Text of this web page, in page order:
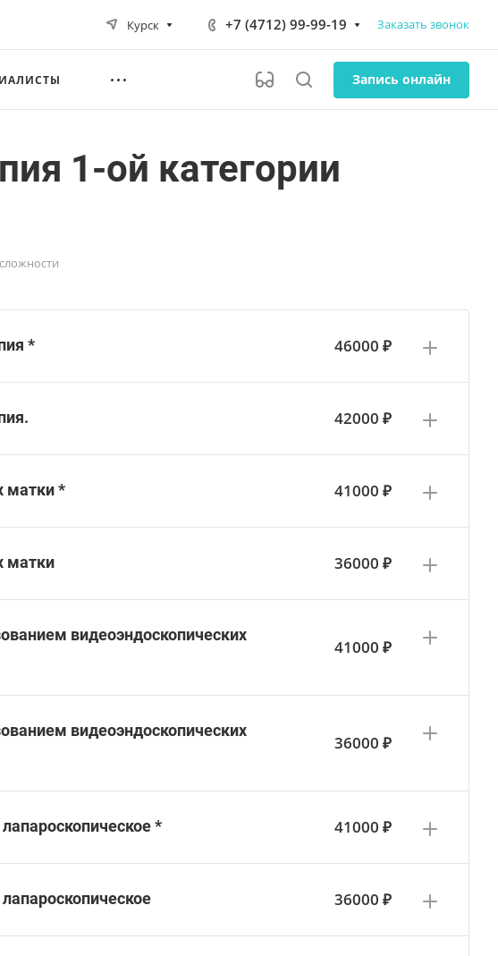
Курск +7 (4712) 99-99-19 Заказать звонок
Запись онлайн
1-ой категории
* 46000 ₽
42000 ₽
матки * 41000 ₽
матки 36000 ₽
видеоэндоскопических
41000 ₽
видеоэндоскопических
36000 ₽
* 41000 ₽
36000 ₽